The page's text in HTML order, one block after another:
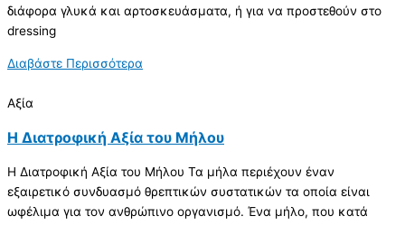
διάφορα γλυκά και αρτοσκευάσματα, ή για να προστεθούν στο
dressing
Διαβάστε Περισσότερα
Αξία
Η Διατροφική Αξία του Μήλου
Η Διατροφική Αξία του Μήλου Τα μήλα περιέχουν έναν
εξαιρετικό συνδυασμό θρεπτικών συστατικών τα οποία είναι
ωφέλιμα για τον ανθρώπινο οργανισμό. Ένα μήλο, που κατά